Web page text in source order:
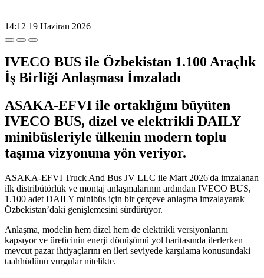
14:12 19 Haziran 2026
IVECO BUS ile Özbekistan 1.100 Araçlık
İş Birliği Anlaşması İmzaladı
ASAKA-EFVI ile ortaklığını büyüten
IVECO BUS, dizel ve elektrikli DAILY
minibüsleriyle ülkenin modern toplu
taşıma vizyonuna yön veriyor.
ASAKA-EFVI Truck And Bus JV LLC ile Mart 2026'da imzalanan
ilk distribütörlük ve montaj anlaşmalarının ardından IVECO BUS,
1.100 adet DAILY minibüs için bir çerçeve anlaşma imzalayarak
Özbekistan’daki genişlemesini sürdürüyor.
Anlaşma, modelin hem dizel hem de elektrikli versiyonlarını
kapsıyor ve üreticinin enerji dönüşümü yol haritasında ilerlerken
mevcut pazar ihtiyaçlarını en ileri seviyede karşılama konusundaki
taahhüdünü vurgular nitelikte.